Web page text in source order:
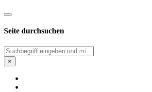
Seite durchsuchen
Suchen
×